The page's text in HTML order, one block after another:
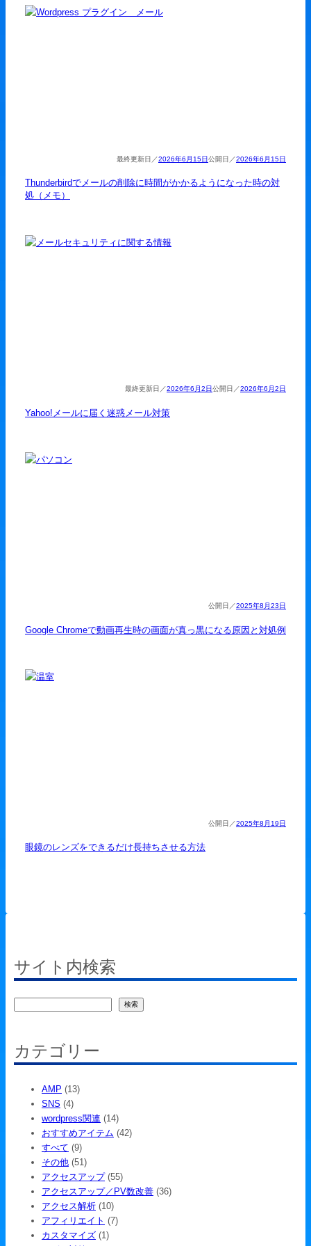
2026年6月15日 2026年6月15日
Thunderbirdでメールの削除に時間がかかるようになった時の対
処（メモ）
2026年6月2日 2026年6月2日
Yahoo!メールに届く迷惑メール対策
2025年8月23日
Google Chromeで動画再生時の画面が真っ黒になる原因と対処例
2025年8月19日
眼鏡のレンズをできるだけ長持ちさせる方法
サイト内検索
検索
カテゴリー
AMP (13)
SNS (4)
wordpress関連 (14)
おすすめアイテム (42)
すべて (9)
その他 (51)
アクセスアップ(55)
アクセスアップ／PV数改善 (36)
アクセス解析 (10)
アフィリエイト (7)
カスタマイズ (1)